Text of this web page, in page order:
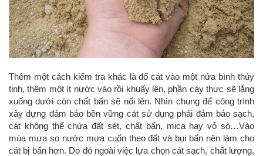
Thêm một cách kiểm tra khác là đổ cát vào một nửa bình thủy
tinh, thêm một ít nước vào rồi khuấy lên, phần cáy thực sẽ lắng
xuống dưới còn chất bẩn sẽ nổi lên. Nhìn chung để công trình
xây dựng đảm bảo bền vững cát sử dụng phải đảm bảo sạch,
cát không thể chứa đất sét, chất bẩn, mica hay vỏ sò…Vào
mùa mưa so nước mưa cuốn theo đất và bụi bẩn nên làm cho
cát bị bẩn hơn. Do đó ngoài việc lựa chọn cát sạch, chất lượng,